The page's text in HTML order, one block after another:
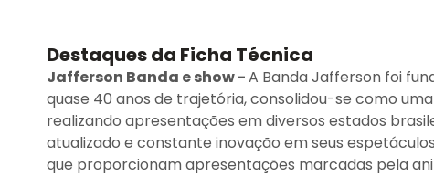
Destaques da Ficha Técnica
Jafferson Banda e show-A Banda Jafferson foi
quase 40 anos de trajetória, consolidou-se como
realizando apresentações em diversos estados
atualizado e constante inovação em seus
que proporcionam apresentações marcadas pela